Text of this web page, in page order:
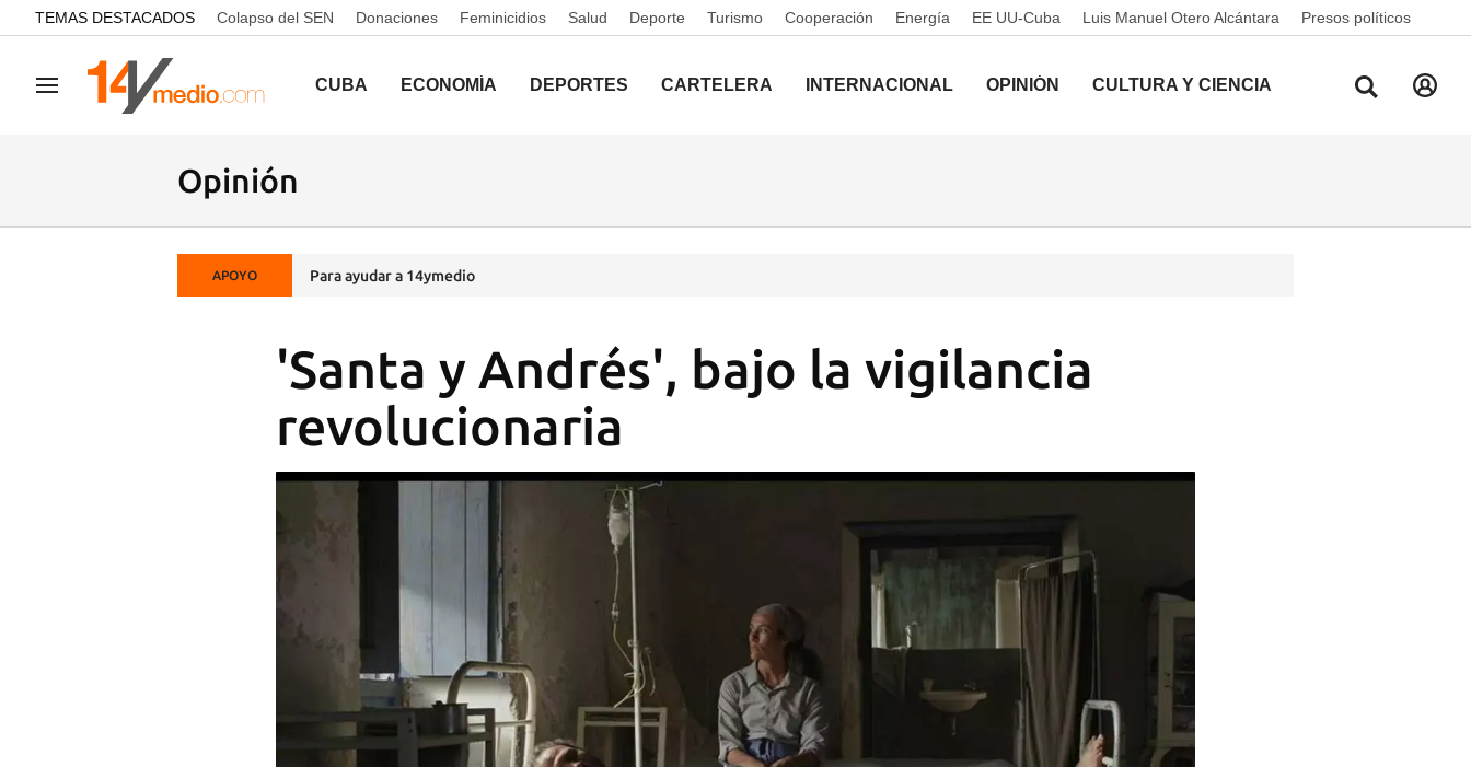
common.go-to-content
TEMAS DESTACADOS Colapso del SEN Donaciones Feminicidios Salud Deporte Turismo Cooperación Energía EE UU-Cuba Luis Manuel Otero Alcántara Presos políticos
Navegación CUBA ECONOMÍA DEPORTES CARTELERA INTERNACIONAL OPINIÓN CULTURA Y CIENCIA
Opinión
APOYO Para ayudar a 14ymedio
'Santa y Andrés', bajo la vigilancia
revolucionaria